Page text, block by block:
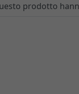
prodotto